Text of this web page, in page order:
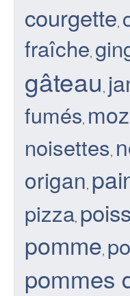
courgette,
fraîche,
gâteau ,
fumés,
noisettes,
origan,
pizza,
pomme,
pommes